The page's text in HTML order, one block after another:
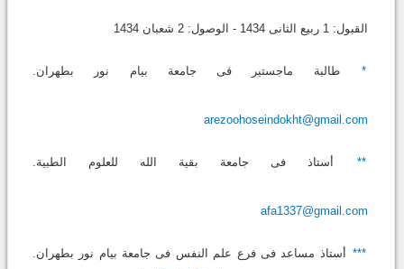
القبول: 1 ربیع الثانی 1434 - الوصول: 2 شعبان 1434
* طالبة ماجستیر فی جامعة بیام نور بطهران.
arezoohoseindokht@gmail.com
** أستاذ فی جامعة بقیة الله للعلوم الطبیة.
afa1337@gmail.com
*** أستاذ مساعد فی فرع علم النفس فی جامعة بیام نور بطهران.